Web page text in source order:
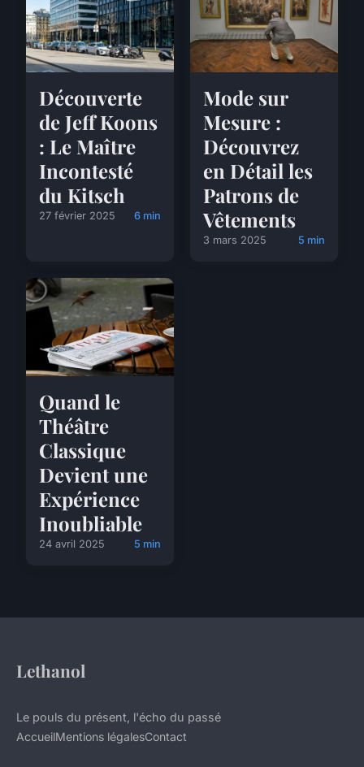
Découverte
de Jeff Koons
: Le Maître
Incontesté
du Kitsch
27 février 2025 6 min
Mode sur
Mesure :
Découvrez
en Détail les
Patrons de
Vêtements
3 mars 2025 5 min
Quand le
Théâtre
Classique
Devient une
Expérience
Inoubliable
24 avril 2025 5 min
Lethanol
Le pouls du présent, l'écho du passé
AccueilMentions légalesContact